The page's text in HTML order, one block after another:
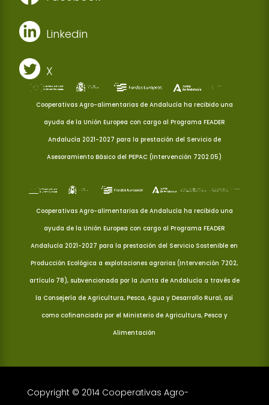
Linkedin
X
Cooperativas Agro-alimentarias de Andalucía ha recibido una
ayuda de la Unión Europea con cargo al Programa FEADER
Andalucía 2021-2027 para la prestación del Servicio de
Asesoramiento Básico del PEPAC (Intervención 7202.05)
Cooperativas Agro-alimentarias de Andalucía ha recibido una
ayuda de la Unión Europea con cargo al Programa FEADER
Andalucía 2021-2027 para la prestación del Servicio Sostenible en
Producción Ecológica a explotaciones agrarias (Intervención 7202,
artículo 78), subvencionada por la Junta de Andalucía a través de
la Consejería de Agricultura, Pesca, Agua y Desarrollo Rural, así
como cofinanciada por el Ministerio de Agricultura, Pesca y
Alimentación
Copyright © 2014 Cooperativas Agro-